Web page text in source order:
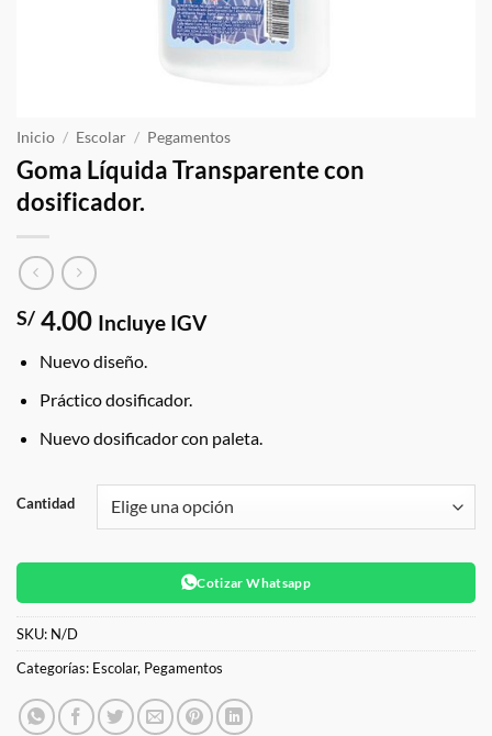
Inicio / Escolar / Pegamentos
Goma Líquida Transparente con
dosificador.
S/ 4.00 Incluye IGV
Nuevo diseño.
Práctico dosificador.
Nuevo dosificador con paleta.
Cantidad
Cotizar Whatsapp
SKU: N/D
Categorías: Escolar, Pegamentos